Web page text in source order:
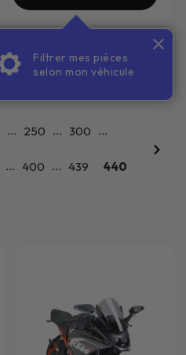
Filtrer mes pièces
selon mon véhicule
PACKS
... 250 ... 300 ...
... 400 ... 439 440